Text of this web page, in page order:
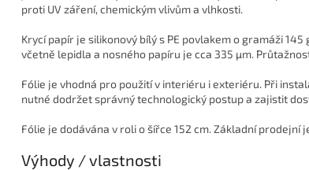
proti UV záření, chemickým vlivům a vlhkosti.
Krycí papír je silikonový bílý s PE povlakem o gramáži
včetně lepidla a nosného papíru je cca 335 µm.
Fólie je vhodná pro použití v interiéru i exteriéru. Při
nutné dodržet správný technologický postup a zajistit
Fólie je dodávána v roli o šířce 152 cm. Základní prodejní
Výhody / vlastnosti